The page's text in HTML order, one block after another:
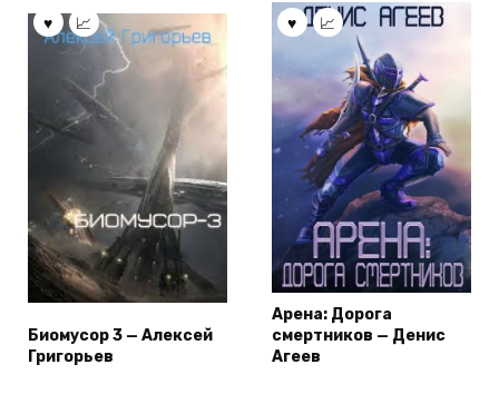
Биомусор 3 — Алексей
Григорьев
Арена: Дорога
смертников — Денис
Агеев